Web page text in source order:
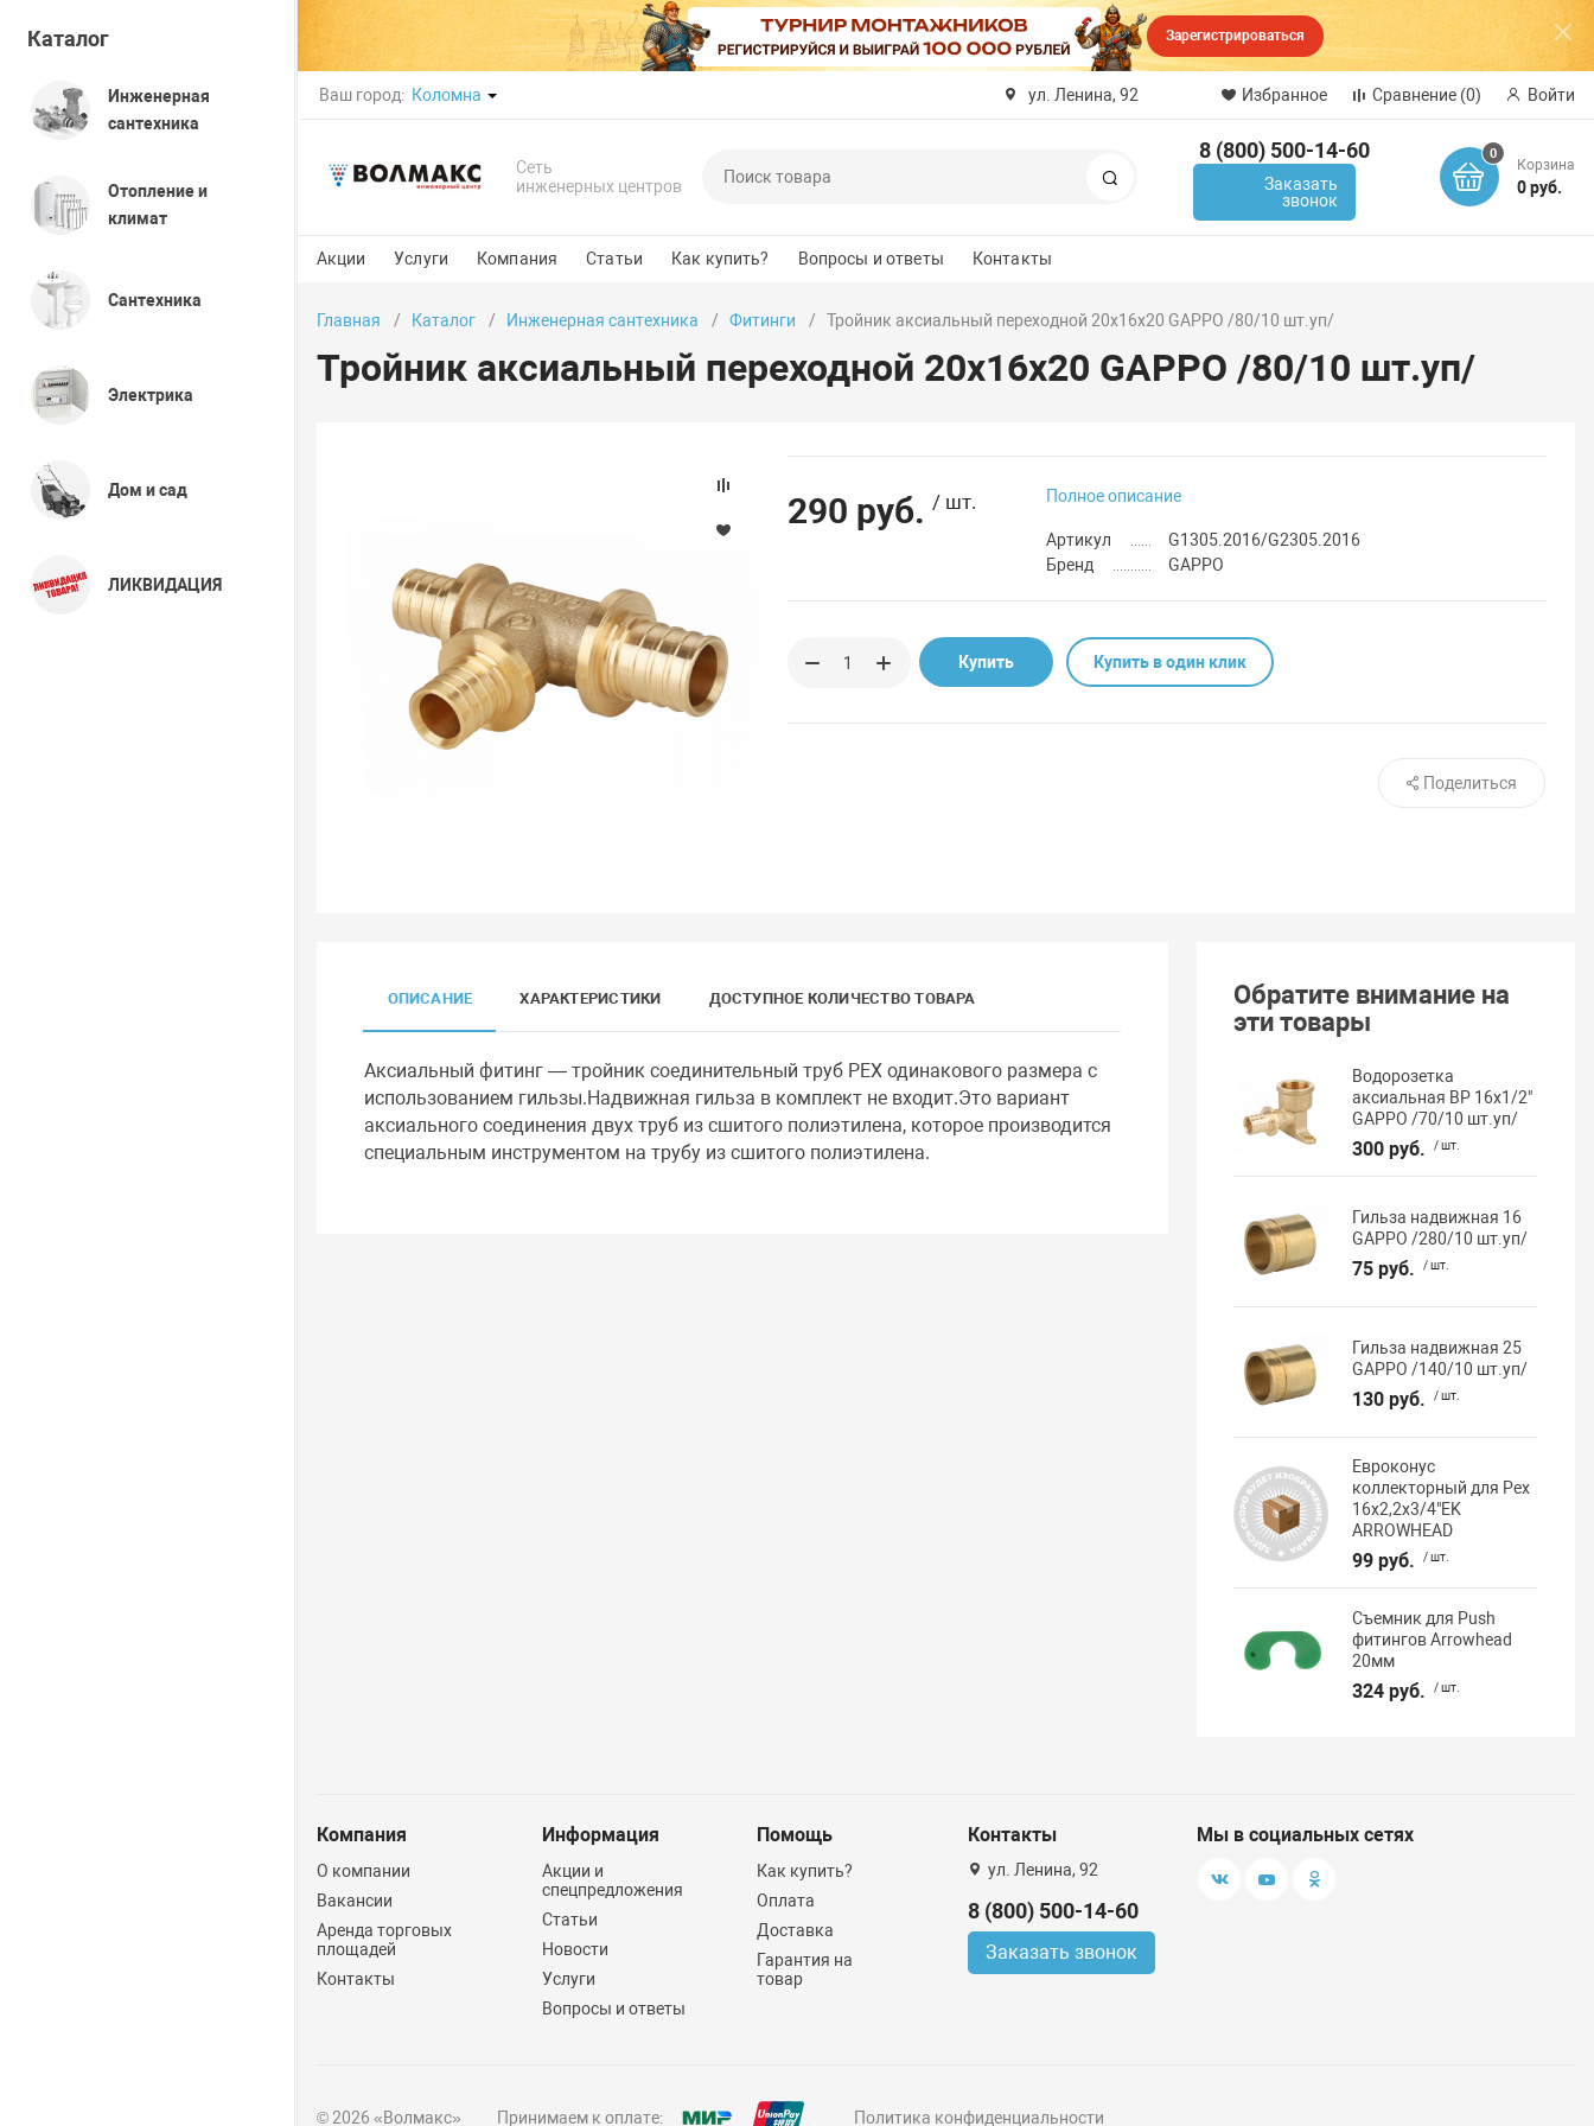
Зарегистрироваться
Ваш город: Коломна ул. Ленина, 92 Избранное Сравнение (0) Войти
Сеть
инженерных центров
8 (800) 500-14-60
Заказать
звонок
0
Корзина
0 руб.
Акции Услуги Компания Статьи Как купить? Вопросы и ответы Контакты
Каталог
Инженерная
сантехника
Отопление и
климат
Сантехника
Электрика
Дом и сад
ЛИКВИДАЦИЯ
Главная Каталог Инженерная сантехника Фитинги Тройник аксиальный переходной 20х16х20 GAPPO /80/10 шт.уп/
Тройник аксиальный переходной 20х16х20 GAPPO /80/10 шт.уп/
290 руб. / шт. Полное описание
Артикул
G1305.2016/G2305.2016
Бренд
GAPPO
Купить Купить в один клик
Поделиться
ОПИСАНИЕ ХАРАКТЕРИСТИКИ ДОСТУПНОЕ КОЛИЧЕСТВО ТОВАРА
Аксиальный фитинг — тройник соединительный труб PEX одинакового размера с
использованием гильзы.Надвижная гильза в комплект не входит.Это вариант
аксиального соединения двух труб из сшитого полиэтилена, которое производится
специальным инструментом на трубу из сшитого полиэтилена.
Обратите внимание на
эти товары
Водорозетка
аксиальная ВР 16х1/2"
GAPPO /70/10 шт.уп/
300 руб. / шт.
Гильза надвижная 16
GAPPO /280/10 шт.уп/
75 руб. / шт.
Гильза надвижная 25
GAPPO /140/10 шт.уп/
130 руб. / шт.
Евроконус
коллекторный для Pex
16х2,2х3/4"EK
ARROWHEAD
99 руб. / шт.
Съемник для Push
фитингов Arrowhead
20мм
324 руб. / шт.
Компания
О компании
Вакансии
Аренда торговых
площадей
Контакты
Информация
Акции и
спецпредложения
Статьи
Новости
Услуги
Вопросы и ответы
Помощь
Как купить?
Оплата
Доставка
Гарантия на
товар
Контакты
ул. Ленина, 92
8 (800) 500-14-60
Заказать звонок
Мы в социальных сетях
© 2026 «Волмакс» Принимаем к оплате: Политика конфиденциальности